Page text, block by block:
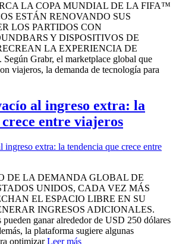
LA COPA MUNDIAL DE LA FIFA™
ESTÁN RENOVANDO SUS
LOS PARTIDOS CON
Y DISPOSITIVOS DE
LA EXPERIENCIA DE
Grabr, el marketplace global que
viajeros, la demanda de tecnología para
al ingreso extra: la
entre viajeros
DE LA DEMANDA GLOBAL DE
UNIDOS, CADA VEZ MÁS
EL ESPACIO LIBRE EN SU
INGRESOS ADICIONALES.
ganar alrededor de USD 250 dólares
la plataforma sugiere algunas
optimizarLeer más